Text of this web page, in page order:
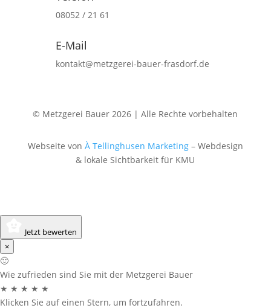
08052 / 21 61
E-Mail
kontakt@metzgerei-bauer-frasdorf.de
© Metzgerei Bauer 2026 | Alle Rechte vorbehalten
Webseite von À Tellinghusen Marketing – Webdesign
& lokale Sichtbarkeit für KMU
Jetzt bewerten
×
🙂
Wie zufrieden sind Sie mit der Metzgerei Bauer
★ ★ ★ ★ ★
Klicken Sie auf einen Stern, um fortzufahren.